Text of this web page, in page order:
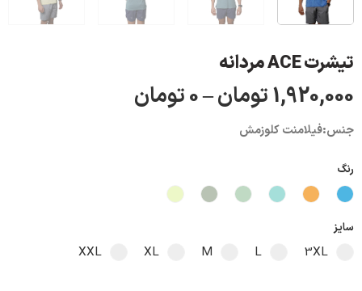
تیشرت ACE مردانه
1,920,000تومان–
0تومان
جنس:فیلامنت کلوزمش
رنگ
سایز
3XL
L
M
XL
XXL